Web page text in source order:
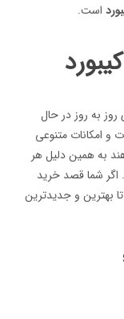
است.
روز به روز در حال
و امکانات متنوعی
به همین دلیل هر
اگر شما قصد خرید
بهترین و جدیدترین